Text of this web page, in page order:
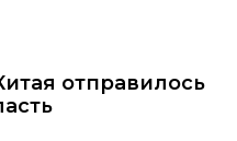
отправилось